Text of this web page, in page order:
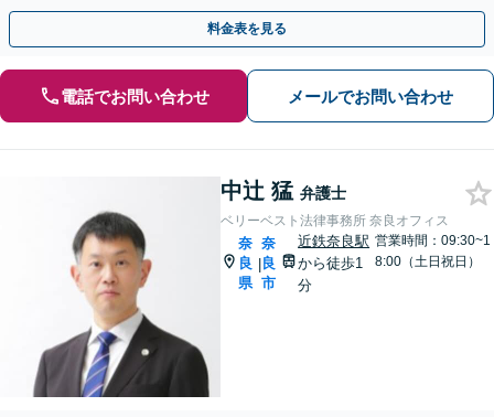
【大和西大寺駅1分】
料金表を見る
電話でお問い合わせ メールでお問い合わせ
中辻 猛 弁護士
ベリーベスト法律事務所 奈良オフィス
奈
良
県
|
奈
良
市
近鉄奈良駅
から徒歩1
分
営業時間：09:30~1
8:00（土日祝日）